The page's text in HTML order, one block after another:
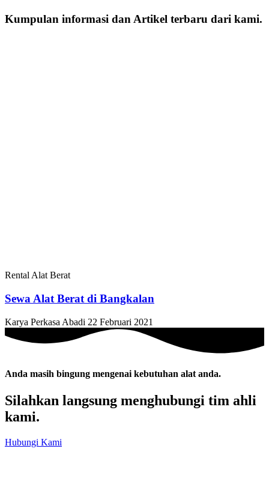
Kumpulan informasi dan Artikel terbaru dari kami.
Rental Alat Berat
Sewa Alat Berat di Bangkalan
Karya Perkasa Abadi 22 Februari 2021
Anda masih bingung mengenai kebutuhan alat anda.
Silahkan langsung menghubungi tim ahli
kami.
Hubungi Kami